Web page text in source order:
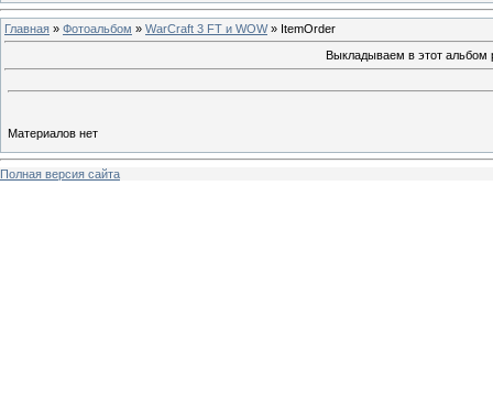
Главная » Фотоальбом » WarCraft 3 FT и WOW» ItemOrder
Выкладываем в этот альбом
Материалов нет
Полная версия сайта